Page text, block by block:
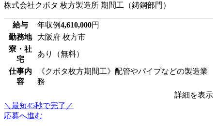
株式会社クボタ 枚方製造所 期間工（鋳鋼部門）
給与 年収例4,610,000円
勤務地
大阪府 枚方市
寮・社
宅
あり（無料）
仕事内
容
《クボタ枚方期間工》配管やパイプなどの製造業
務
詳細を表示
＼最短45秒で完了／
応募へ進む